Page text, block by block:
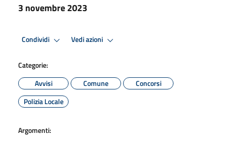
3 novembre 2023
Condividi Vedi azioni
Categorie:
Avvisi
Comune
Concorsi
Polizia Locale
Argomenti: